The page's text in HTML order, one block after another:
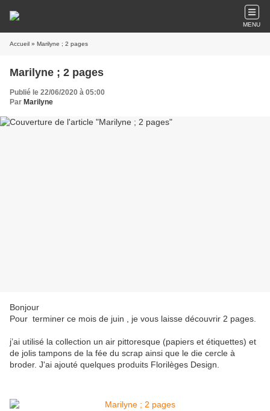
MENU
Accueil » Marilyne ; 2 pages
Marilyne ; 2 pages
Publié le 22/06/2020 à 05:00
Par Marilyne
Bonjour
Pour terminer ce mois de juin , je vous laisse découvrir 2 pages.
j’ai utilisé la collection un air pittoresque (papiers et étiquettes) et
de jolis tampons de la fée du scrap ainsi que le die cercle à
broder. J'ai ajouté quelques produits Florilèges Design.